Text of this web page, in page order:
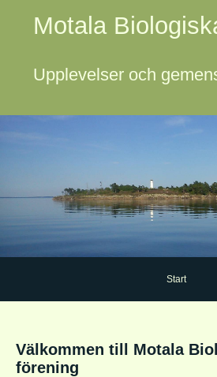
Motala
Upplevelser och
Start
Välkommen till Motala
förening